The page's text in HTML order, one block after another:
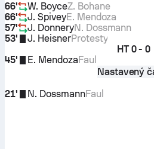
66'
W. BoyceZ. Bohane
66'
J. SpiveyE. Mendoza
57'
J. DonneryN. Dossmann
53'
J. HeisnerProtesty
HT 0 - 0
45'
E. MendozaFaul
Nastavený
21'
N. DossmannFaul